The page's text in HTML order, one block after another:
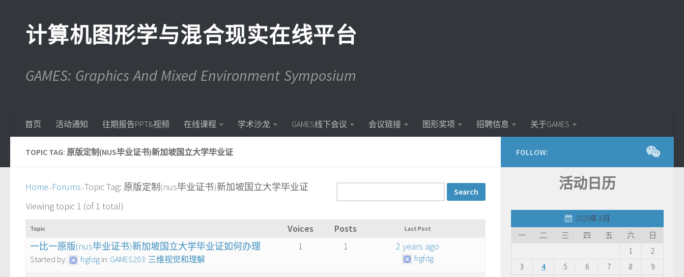
计算机图形学与混合现实在线平台
GAMES: Graphics And Mixed Environment Symposium
首页 活动通知 往期报告PPT&视频 在线课程 学术沙龙 GAMES线下会议 会议链接 图形奖项 招聘信息 关于GAMES
TOPIC TAG: 原版定制(NUS毕业证书)新加坡国立大学毕业证
Home › Forums ›Topic Tag: 原版定制(nus毕业证书)新加坡国立大学毕业证
Viewing topic 1 (of 1 total)
Topic Voices Posts Last Post
一比一原版(nus毕业证书)新加坡国立大学毕业证如何办理
Started by: frgfdg in: GAMES203: 三维视觉和理解
1 1 2 years ago
frgfdg
FOLLOW:
活动日历
2026年 8月
一
二 三 四 五 六
日
1
2
3
4 5 6 7 8
9